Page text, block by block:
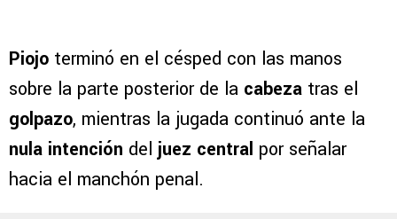
Piojo terminó en el césped con las manos
sobre la parte posterior de la cabeza tras el
golpazo, mientras la jugada continuó ante la
nula intención del juez central por señalar
hacia el manchón penal.